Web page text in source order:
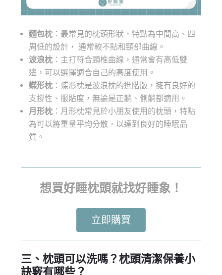
麵包枕 ：最常見的枕頭形狀，特點為中間高、四
周低的設計， 通常較不貼和頸部曲線。
波浪枕 ：主打符合頸椎曲線，通常會有高低雙
邊，可以選擇適合自己的高度使用。
蝶形枕 ：蝶形枕是波浪枕的進階版，擁有良好的
支撐性、服貼度，無論是正躺、側躺都適用。
月形枕 ：月形枕常見於小朋友使用的枕頭，特點
為可以將重量平均分散，以達到良好的睡眠品
質。
想買好睡枕頭就找好睡象！
立即購買
三、枕頭可以洗嗎？枕頭清潔保養小
訣竅有哪些？